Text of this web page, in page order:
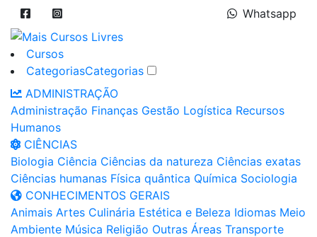
Whatsapp
Cursos
CategoriasCategorias
ADMINISTRAÇÃO
Administração Finanças Gestão Logística Recursos
Humanos
CIÊNCIAS
Biologia Ciência Ciências da natureza Ciências exatas
Ciências humanas Física quântica Química Sociologia
CONHECIMENTOS GERAIS
Animais Artes Culinária Estética e Beleza Idiomas Meio
Ambiente Música Religião Outras Áreas Transporte